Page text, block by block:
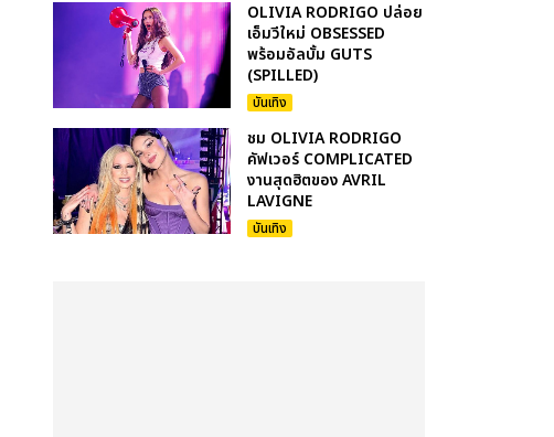
OLIVIA RODRIGO ปล่อย
เอ็มวีใหม่ OBSESSED
พร้อมอัลบั้ม GUTS
(SPILLED)
บันเทิง
ชม OLIVIA RODRIGO
คัฟเวอร์ COMPLICATED
งานสุดฮิตของ AVRIL
LAVIGNE
บันเทิง